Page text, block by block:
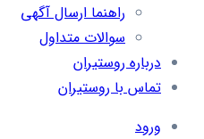
راهنما ارسال آگهی
سوالات متداول
درباره روستیران
تماس با روستیران
ورود